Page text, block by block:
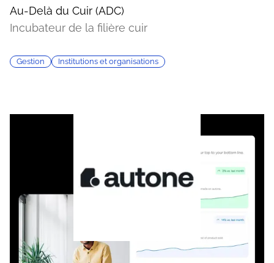
Au-Delà du Cuir (ADC)
Incubateur de la filière cuir
Gestion Institutions et organisations